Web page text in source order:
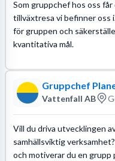
Som gruppchef hos oss
tillväxtresa vi befinner oss
för gruppen och
kvantitativa mål.
Gruppchef
Vattenfall AB
Vill du driva utvecklingen
samhällsviktig
och motiverar du en grupp